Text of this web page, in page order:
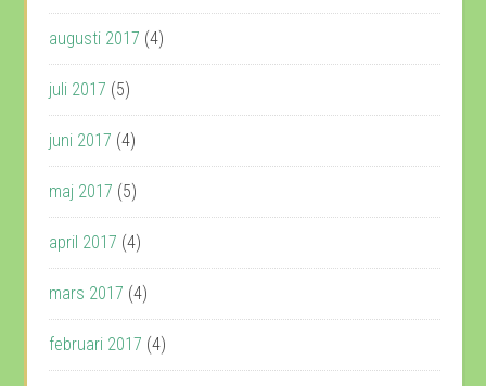
augusti 2017 (4)
juli 2017 (5)
juni 2017 (4)
maj 2017 (5)
april 2017 (4)
mars 2017 (4)
februari 2017 (4)